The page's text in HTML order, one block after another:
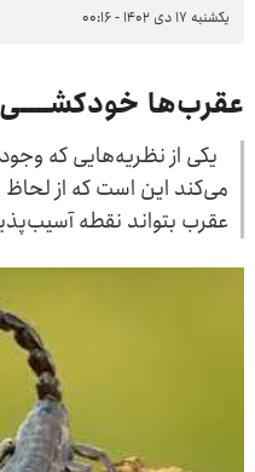
یکشنبه ۱۷ دی ۱۴۰۲ - ۰۰:۱۶
عقرب‌ها
یکی از نظریه‌هایی که
می‌کند این است که از
عقرب بتواند نقطه